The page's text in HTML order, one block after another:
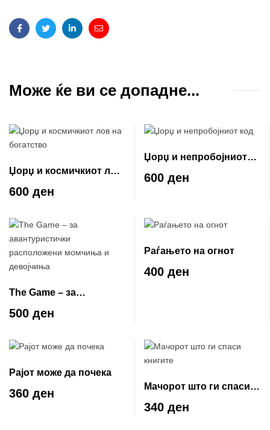
FacebookTwitterLinkedinEmail
Може ќе ви се допадне...
Џорџ и космичкиот лов
на богатство
600 ден
Џорџ и непробојниот
код
600 ден
The Game – за
авантуристички
расположени момчиња
500 ден
Раѓањето на огнот
400 ден
Рајот може да почека
360 ден
Мачорот што ги спаси
книгите
340 ден